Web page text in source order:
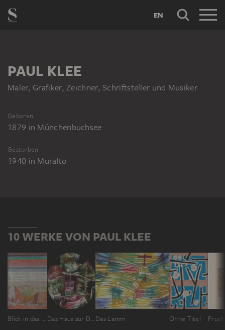
EN
PAUL KLEE
Maler, Grafiker, Zeichner, Schriftsteller und Musiker
Geboren
1879 in Münchenbuchsee
Gestorben
1940 in Muralto
10 WERKE VON PAUL KLEE
Blick in das Fruchtland Das Haus zur Distelblüte Das Lamm Ohne Titel